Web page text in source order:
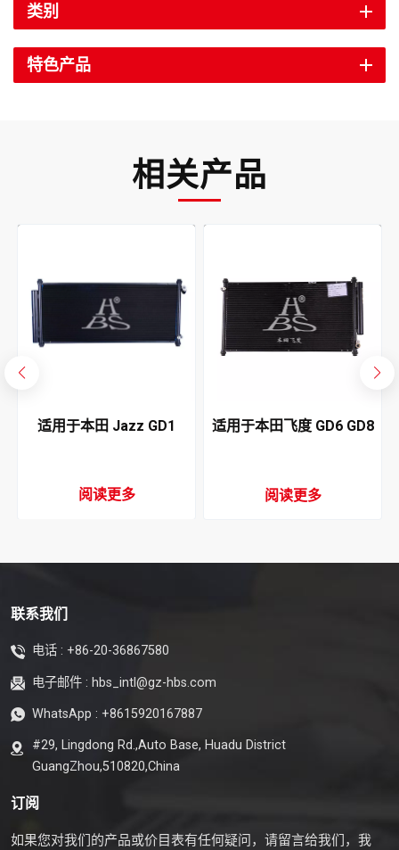
类别
特色产品
相关产品
适用于本田 Jazz GD1
阅读更多
适用于本田飞度 GD6 GD8
阅读更多
联系我们
电话 : +86-20-36867580
电子邮件 : hbs_intl@gz-hbs.com
WhatsApp : +8615920167887
#29, Lingdong Rd.,Auto Base, Huadu District
GuangZhou,510820,China
订阅
如果您对我们的产品或价目表有任何疑问，请留言给我们，我